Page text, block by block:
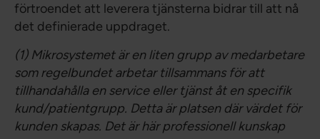
förtroendet att leverera tjänsterna bidrar till att nå
det definierade uppdraget.
(1) Mikrosystemet är en liten grupp av medarbetare
som regelbundet arbetar tillsammans för att
tillhandahålla en service eller tjänst åt en specifik
kund/patientgrupp. Detta är platsen där värdet för
kunden skapas. Det är här professionell kunskap